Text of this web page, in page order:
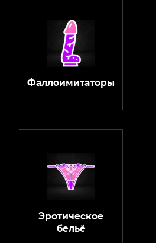
Фаллоимитаторы
Эротическое
бельё